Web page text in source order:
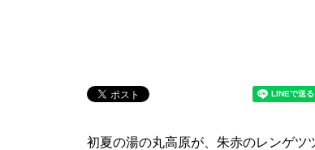
初夏の湯の丸高原が、朱赤のレンゲツ